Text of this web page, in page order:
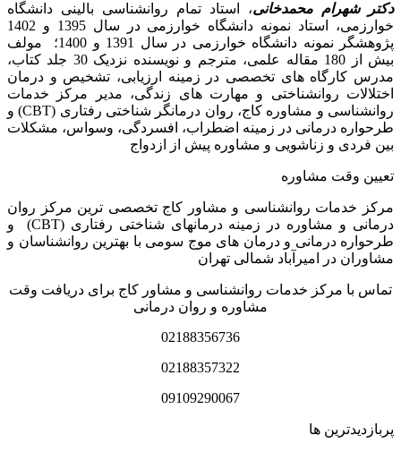
دکتر شهرام محمدخانی، استاد تمام روانشناسی بالینی دانشگاه
خوارزمی، استاد نمونه دانشگاه خوارزمی در سال 1395 و 1402
پژوهشگر نمونه دانشگاه خوارزمی در سال 1391 و 1400؛ مولف
بیش از 180 مقاله علمی، مترجم و نویسنده نزدیک 30 جلد کتاب،
مدرس کارگاه­ های تخصصی در زمینه ارزیابی، تشخیص و درمان
اختلالات روانشناختی و مهارت های زندگی، مدیر مرکز خدمات
روانشناسی و مشاوره کاج، روان­ درمانگر شناختی رفتاری (CBT) و
طرحواره درمانی در زمینه اضطراب، افسردگی، وسواس، مشکلات
بین فردی و زناشویی و مشاوره پیش از ازدواج
تعیین وقت مشاوره
مرکز خدمات روانشناسی و مشاور کاج تخصصی‏ ترین مرکز روان
درمانی و مشاوره در زمینه درمان‏های شناختی رفتاری (CBT) و
طرحواره درمانی و درمان های موج سومی با بهترین روانشناسان و
مشاوران در امیرآباد شمالی تهران
تماس با مرکز خدمات روانشناسی و مشاور کاج برای دریافت وقت
مشاوره و روان درمانی
02188356736
02188357322
09109290067
پربازدیدترین ها